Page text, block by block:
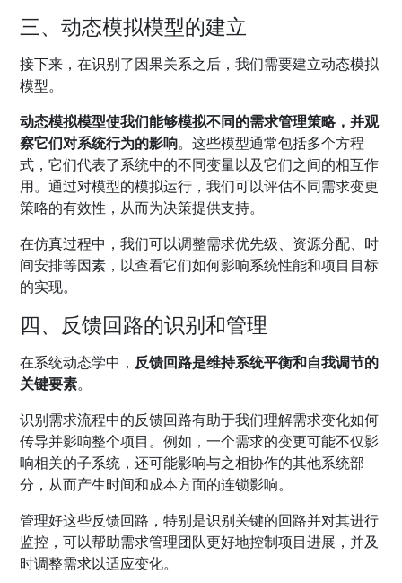
三、动态模拟模型的建立
接下来，在识别了因果关系之后，我们需要建立动态模拟
模型。
动态模拟模型使我们能够模拟不同的需求管理策略，并观
察它们对系统行为的影响。这些模型通常包括多个方程
式，它们代表了系统中的不同变量以及它们之间的相互作
用。通过对模型的模拟运行，我们可以评估不同需求变更
策略的有效性，从而为决策提供支持。
在仿真过程中，我们可以调整需求优先级、资源分配、时
间安排等因素，以查看它们如何影响系统性能和项目目标
的实现。
四、反馈回路的识别和管理
在系统动态学中， 反馈回路是维持系统平衡和自我调节的
关键要素。
识别需求流程中的反馈回路有助于我们理解需求变化如何
传导并影响整个项目。例如，一个需求的变更可能不仅影
响相关的子系统，还可能影响与之相协作的其他系统部
分，从而产生时间和成本方面的连锁影响。
管理好这些反馈回路，特别是识别关键的回路并对其进行
监控，可以帮助需求管理团队更好地控制项目进展，并及
时调整需求以适应变化。